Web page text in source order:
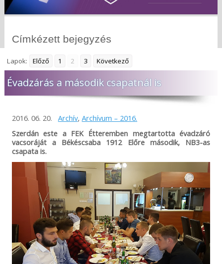
Címkézett bejegyzés
Lapok: Előző 1 2 3 Következő
Évadzárás a második csapatnál is
2016. 06. 20. Archív, Archívum – 2016.
Szerdán este a FEK Étteremben megtartotta évadzáró
vacsoráját a Békéscsaba 1912 Előre második, NB3-as
csapata is.